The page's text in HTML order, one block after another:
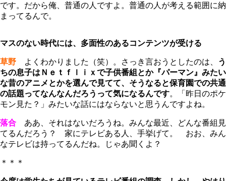
です。だから俺、普通の人ですよ。普通の人が考える範囲に納
まってるんで。
マスのない時代には、多面性のあるコンテンツが受ける
草野 よくわかりました（笑）。さっき言おうとしたのは、
う
ちの息子はＮｅｔｆｌｉｘで子供番組とか『パーマン』みたい
な昔のアニメとかを選んで見てて、そうなると保育園での共通
の話題ってなんなんだろうって気になるんです。「昨日のポケ
モン見た？」みたいな話にはならないと思うんですよね。
落合 ああ、それはないだろうね。みんな最近、どんな番組見
てるんだろう？ 家にテレビある人、手挙げて。 おお、みん
なテレビは持ってるんだね。じゃあ聞くよ？
＊＊＊